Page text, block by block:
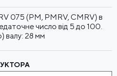
075 (PM, PMRV, CMRV) в
число від 5 до 100.
валу: 28 мм